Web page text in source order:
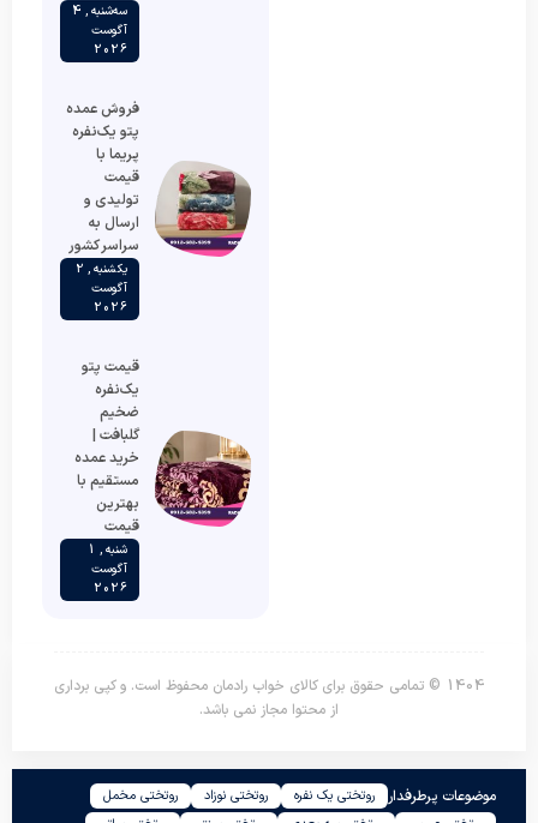
سه‌شنبه , 4
آگوست
2026
فروش عمده
پتو یک‌نفره
پریما با
قیمت
تولیدی و
ارسال به
سراسر کشور
یکشنبه , 2
آگوست
2026
قیمت پتو
یک‌نفره
ضخیم
گلبافت |
خرید عمده
مستقیم با
بهترین
قیمت
شنبه , 1
آگوست
2026
1404 © تمامی حقوق برای کالای خواب رادمان محفوظ است. و کپی برداری
از محتوا مجاز نمی باشد.
موضوعات پرطرفدار روتختی یک نفره روتختی نوزاد
روتختی مخمل